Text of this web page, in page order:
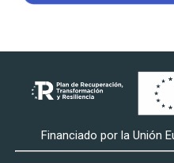
Financiado por la Unión